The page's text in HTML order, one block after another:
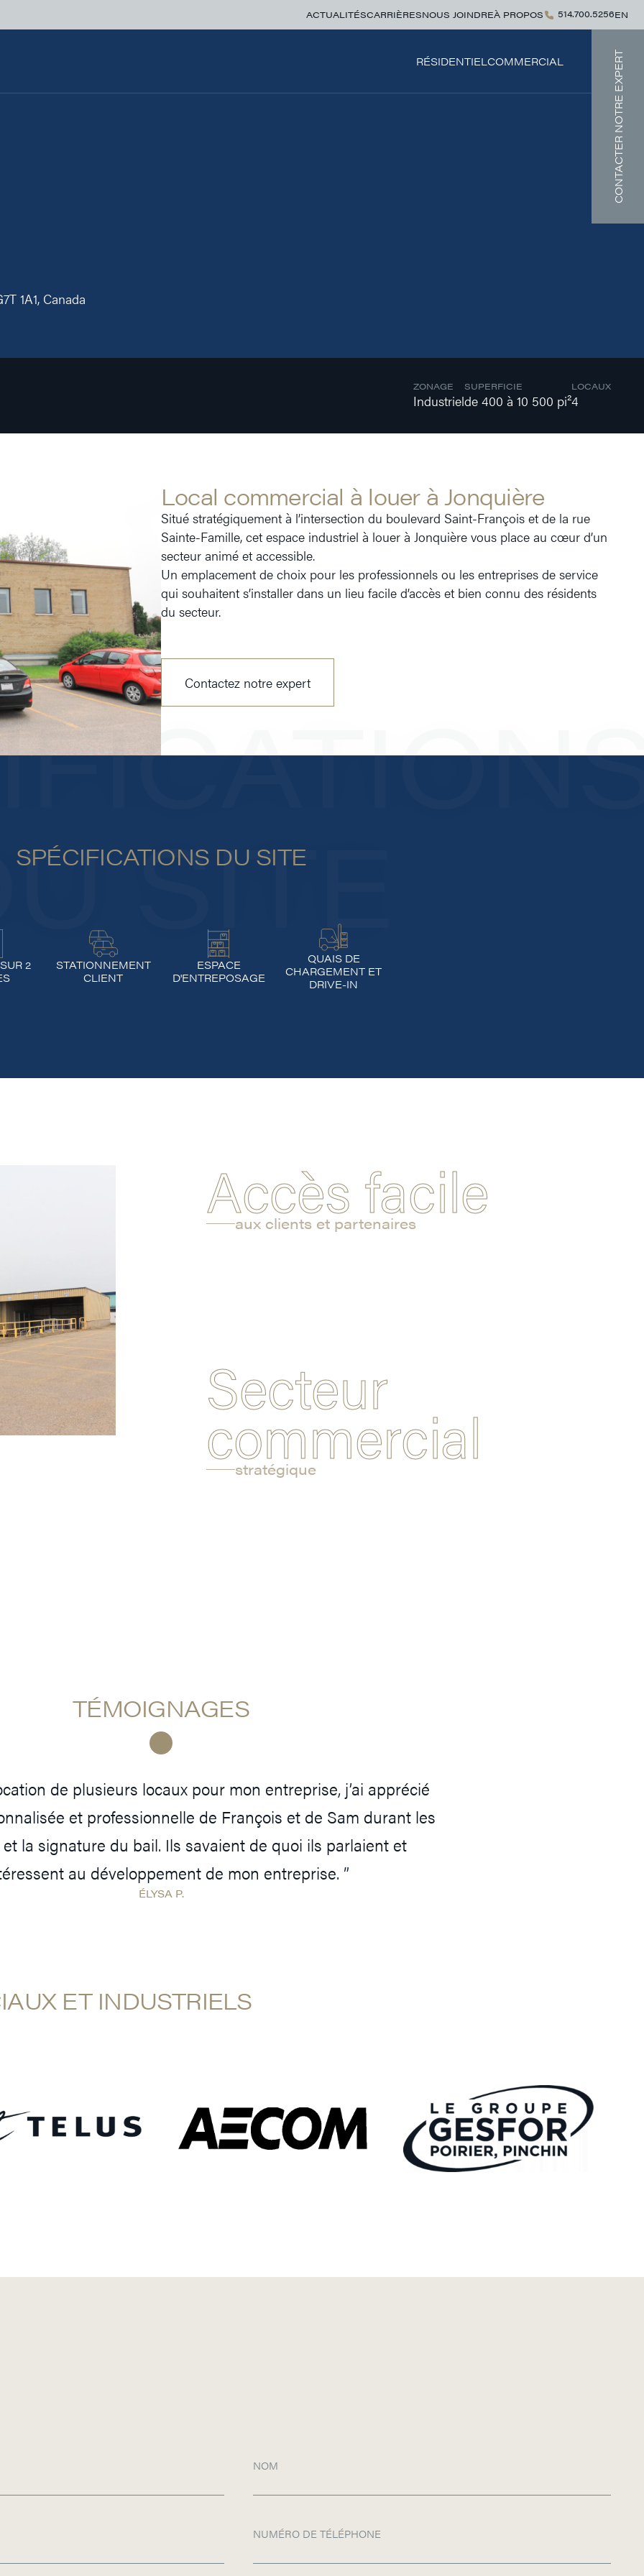
ACTUALITÉSCARRIÈRESNOUS JOINDREÀ PROPOS 514.700.5256EN
RÉSIDENTIEL COMMERCIAL CONTACTER NOTRE EXPERT
1A1, Canada
ZONAGE
Industriel
SUPERFICIE
de 400 à 10 500 pi²
LOCAUX
4
Local commercial à louer à Jonquière
Situé stratégiquement à l’intersection du boulevard Saint-François et de la rue
Sainte-Famille, cet espace industriel à louer à Jonquière vous place au cœur d’un
secteur animé et accessible.
Un emplacement de choix pour les professionnels ou les entreprises de service
qui souhaitent s’installer dans un lieu facile d’accès et bien connu des résidents
du secteur.
Contactez notre expert
SPÉCIFICATIONS DU SITE
SITE
2
STATIONNEMENT
CLIENT
ESPACE
D'ENTREPOSAGE
QUAIS DE
CHARGEMENT ET
DRIVE-IN
Accès facile
aux clients et partenaires
Secteur
commercial
stratégique
TÉMOIGNAGES
de plusieurs locaux pour mon entreprise, j’ai apprécié
et professionnelle de François et de Sam durant les
la signature du bail. Ils savaient de quoi ils parlaient et
au développement de mon entreprise. ”
ÉLYSA P.
ET INDUSTRIELS
NOM
NUMÉRO DE TÉLÉPHONE